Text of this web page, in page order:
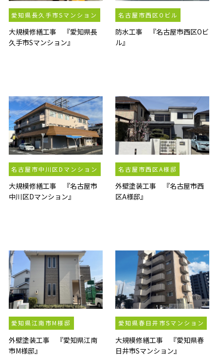
愛知県長久手市Sマンション
大規模修繕工事 『愛知県長
久手市Sマンション』
名古屋市西区Oビル
防水工事 『名古屋市西区Oビ
ル』
名古屋市中川区Dマンション
大規模修繕工事 『名古屋市
中川区Dマンション』
名古屋市西区A様邸
外壁塗装工事 『名古屋市西
区A様邸』
愛知県江南市M様邸
外壁塗装工事 『愛知県江南
市M様邸』
愛知県春日井市Sマンション
大規模修繕工事 『愛知県春
日井市Sマンション』